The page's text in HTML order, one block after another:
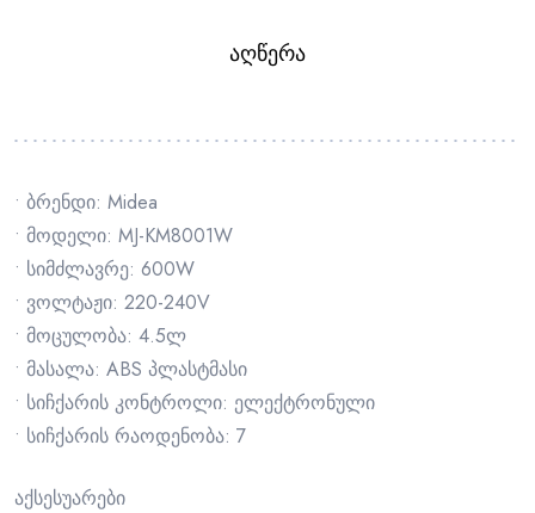
ᲐᲦᲬᲔᲠᲐ
• ბრენდი: Midea
• მოდელი: MJ-KM8001W
• სიმძლავრე: 600W
• ვოლტაჟი: 220-240V
• მოცულობა: 4.5ლ
• მასალა: ABS პლასტმასი
• სიჩქარის კონტროლი: ელექტრონული
• სიჩქარის რაოდენობა: 7
აქსესუარები